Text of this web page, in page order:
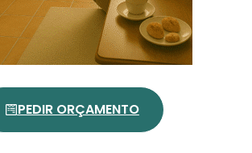
PEDIR ORÇAMENTO